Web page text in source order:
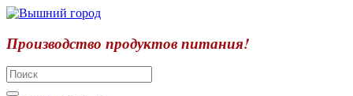
Производство продуктов питания!